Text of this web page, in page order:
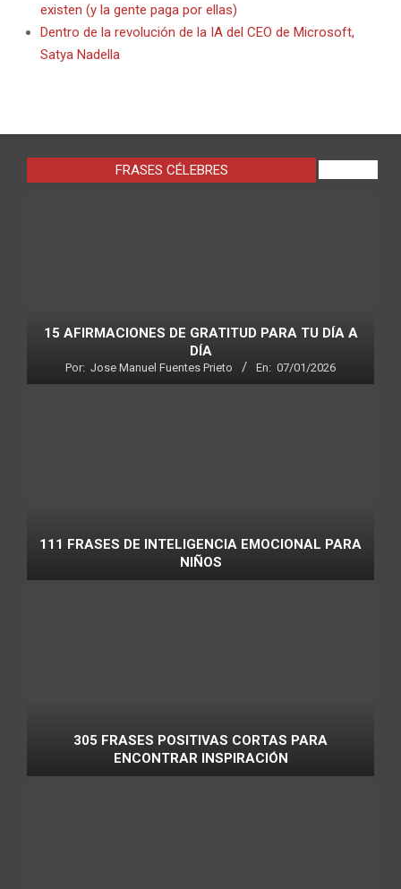
existen (y la gente paga por ellas)
Dentro de la revolución de la IA del CEO de Microsoft,
Satya Nadella
FRASES CÉLEBRES
15 AFIRMACIONES DE GRATITUD PARA TU DÍA A
DÍA
Por: Jose Manuel Fuentes Prieto En: 07/01/2026
111 FRASES DE INTELIGENCIA EMOCIONAL PARA
NIÑOS
305 FRASES POSITIVAS CORTAS PARA
ENCONTRAR INSPIRACIÓN